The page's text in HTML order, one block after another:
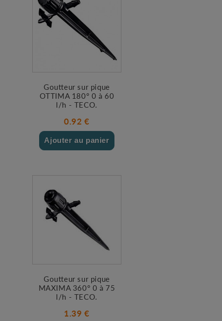
Goutteur sur pique
OTTIMA 180° 0 à 60
l/h - TECO.
0.92 €
Ajouter au panier
Goutteur sur pique
MAXIMA 360° 0 à 75
l/h - TECO.
1.39 €